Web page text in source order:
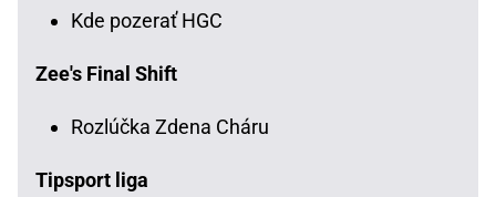
Kde pozerať HGC
Zee's Final Shift
Rozlúčka Zdena Cháru
Tipsport liga